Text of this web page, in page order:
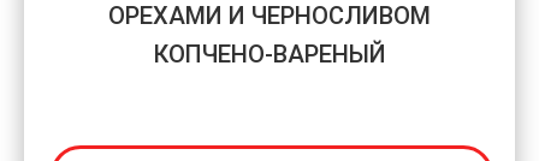
ОРЕХАМИ И ЧЕРНОСЛИВОМ
КОПЧЕНО-ВАРЕНЫЙ